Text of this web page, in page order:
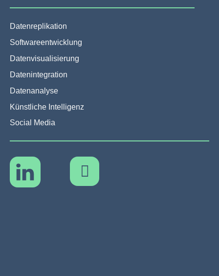
Datenreplikation
Softwareentwicklung
Datenvisualisierung
Datenintegration
Datenanalyse
Künstliche Intelligenz
Social Media